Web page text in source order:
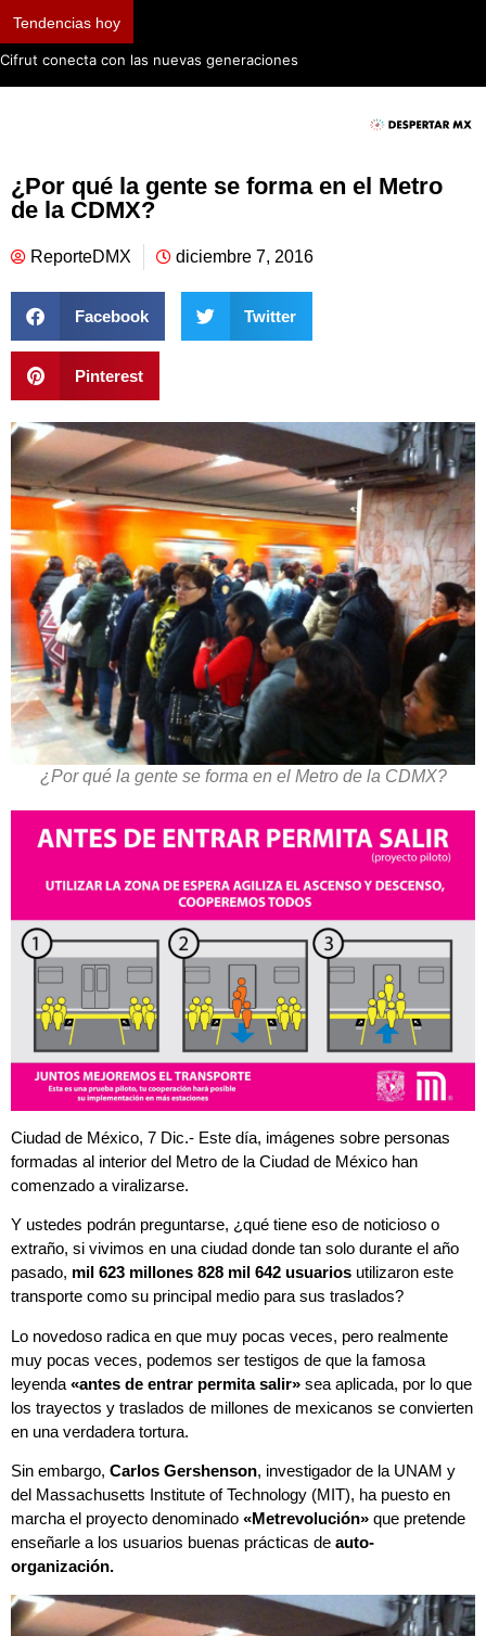
Tendencias hoy
Cifrut conecta con las nuevas generaciones
¿Por qué la gente se forma en el Metro
de la CDMX?
ReporteDMX diciembre 7, 2016
Facebook Twitter
Pinterest
¿Por qué la gente se forma en el Metro de la CDMX?
Ciudad de México, 7 Dic.- Este día, imágenes sobre personas
formadas al interior del Metro de la Ciudad de México han
comenzado a viralizarse.
Y ustedes podrán preguntarse, ¿qué tiene eso de noticioso o
extraño, si vivimos en una ciudad donde tan solo durante el año
pasado, mil 623 millones 828 mil 642 usuarios utilizaron este
transporte como su principal medio para sus traslados?
Lo novedoso radica en que muy pocas veces, pero realmente
muy pocas veces, podemos ser testigos de que la famosa
leyenda «antes de entrar permita salir» sea aplicada, por lo que
los trayectos y traslados de millones de mexicanos se convierten
en una verdadera tortura.
Sin embargo, Carlos Gershenson, investigador de la UNAM y
del Massachusetts Institute of Technology (MIT), ha puesto en
marcha el proyecto denominado «Metrevolución» que pretende
enseñarle a los usuarios buenas prácticas de auto-
organización.